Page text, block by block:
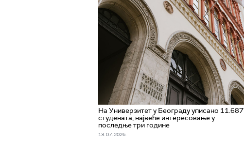
На Универзитет у Београду уписано 11.687
студената, највеће интересовање у
последње три године
13. 07. 2026.